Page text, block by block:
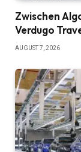
Zwischen
Verdugo
AUGUST 7, 2026